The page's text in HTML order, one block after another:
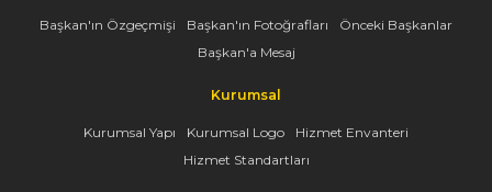
Başkan'ın Özgeçmişi Başkan'ın Fotoğrafları
Önceki Başkanlar
Başkan'a Mesaj
Kurumsal
Kurumsal Yapı Kurumsal Logo
Hizmet Envanteri
Hizmet Standartları